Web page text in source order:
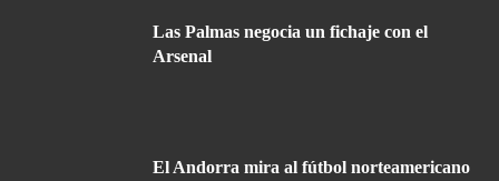
Las Palmas negocia un fichaje con el
Arsenal
El Andorra mira al fútbol norteamericano